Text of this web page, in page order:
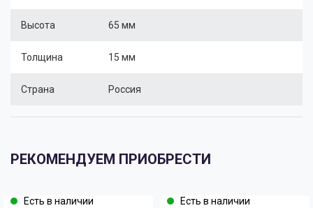
Высота 65 мм
Толщина 15 мм
Страна Россия
РЕКОМЕНДУЕМ ПРИОБРЕСТИ
Есть в наличии Есть в наличии